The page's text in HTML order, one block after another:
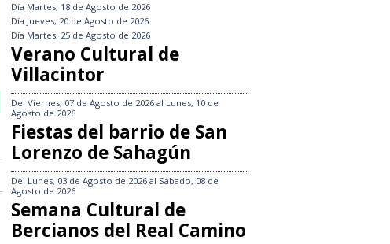
Día Martes, 18 de Agosto de 2026
Día Jueves, 20 de Agosto de 2026
Día Martes, 25 de Agosto de 2026
Verano Cultural de
Villacintor
Del Viernes, 07 de Agosto de 2026 al Lunes, 10 de
Agosto de 2026
Fiestas del barrio de San
Lorenzo de Sahagún
Del Lunes, 03 de Agosto de 2026 al Sábado, 08 de
Agosto de 2026
Semana Cultural de
Bercianos del Real Camino